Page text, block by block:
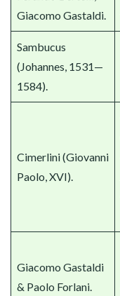
Giacomo Gastaldi.
Sambucus
(Johannes, 1531—
1584).
Cimerlini (Giovanni
Paolo, XVI).
Giacomo Gastaldi
& Paolo Forlani.